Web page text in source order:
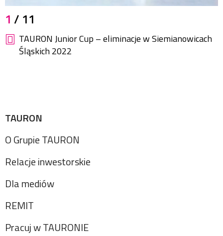
551,4
1100x733
pikseli
1 / 11
TAURON Junior Cup – eliminacje w Siemianowicach
Śląskich 2022
TAURON
O Grupie TAURON
Relacje inwestorskie
Dla mediów
REMIT
Pracuj w TAURONIE